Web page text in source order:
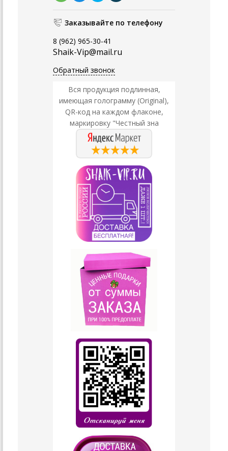
Заказывайте по телефону
8 (962) 965-30-41
Shaik-Vip@mail.ru
Обратный звонок
Вся продукция подлинная,
имеющая голограмму (Original),
QR-код на каждом флаконе,
маркировку "Честный зна